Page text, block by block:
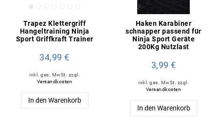
Trapez Klettergriff
Hangeltraining Ninja
Sport Griffkraft Trainer
34,99 €
inkl. ges. MwSt.
zzgl.
Versandkosten
In den Warenkorb
Haken Karabiner
schnapper passend für
Ninja Sport Geräte
200Kg Nutzlast
3,99 €
inkl. ges. MwSt.
zzgl.
Versandkosten
In den Warenkorb